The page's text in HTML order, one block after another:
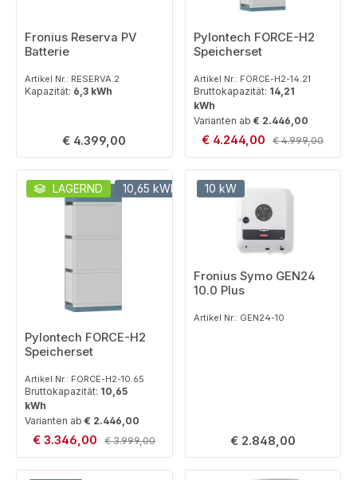
Fronius Reserva PV
Batterie
Artikel Nr.: RESERVA.2
Kapazität: 6,3 kWh
Regulärer Preis:
€ 4.399,00
Pylontech FORCE-H2
Speicherset
Artikel Nr.: FORCE-H2-14.21
Bruttokapazität: 14,21
kWh
Varianten ab € 2.446,00
Verkaufspreis:
€ 4.244,00 Regulärer Preis:
€ 4.999,00
LAGERND 10,65 kWh SET
Pylontech FORCE-H2
Speicherset
Artikel Nr.: FORCE-H2-10.65
Bruttokapazität: 10,65
kWh
Varianten ab € 2.446,00
Verkaufspreis:
€ 3.346,00 Regulärer Preis:
€ 3.999,00
10 kW
Fronius Symo GEN24
10.0 Plus
Artikel Nr.: GEN24-10
Regulärer Preis:
€ 2.848,00